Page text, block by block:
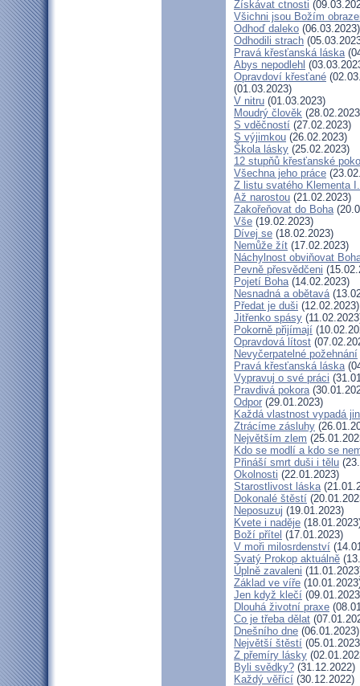
Získávat ctnosti
Všichni jsou Božím
Odhoď daleko (06.03.2023)
Odhodili strach
Pravá křesťanská láska
Abys nepodlehl
Opravdoví křesťané
(01.03.2023)
V nitru (01.03.2023)
Moudrý člověk
S vděčností (27.02.2023)
S výjimkou (26.02.2023)
Škola lásky (25.02.2023)
12 stupňů křesťanské
Všechna jeho práce
Z listu svatého Klementa I.
Až narostou (21.02.2023)
Zakořeňovat do Boha
Vše (19.02.2023)
Dívej se (18.02.2023)
Nemůže žít (17.02.2023)
Náchylnost obviňovat
Pevně přesvědčeni
Pojetí Boha(14.02.2023)
Nesnadná a obětavá
Předat je duši (12.02.2023)
Jitřenko spásy
Pokorně přijímají
Opravdová lítost
Nevyčerpatelné požehnání
Pravá křesťanská láska
Vypravuj o své práci
Pravdivá pokora
Odpor (29.01.2023)
Každá vlastnost vypadá
Ztrácíme zásluhy
Největším zlem
Kdo se modlí a kdo se
Přináší smrt duši i tělu
Okolnosti (22.01.2023)
Starostlivost láska
Dokonalé štěstí
Neposuzuj (19.01.2023)
Kvete i naděje
Boží přítel (17.01.2023)
V moři milosrdenství
Svatý Prokop aktuálně
Úplně zavaleni
Základ ve víře
Jen když klečí
Dlouhá životní praxe
Co je třeba dělat
Dnešního dne (06.01.2023)
Největší štěstí
Z přemíry lásky
Byli svědky? (31.12.2022)
Každý věřící (30.12.2022)